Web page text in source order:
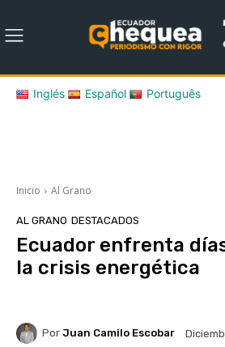
Inglés Español Português
Inicio Al Grano
AL GRANO DESTACADOS
Ecuador enfrenta
la crisis energética
Por Juan Camilo Escobar